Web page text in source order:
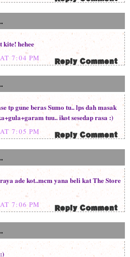
kite! hehee
7:04 PM
tp gune beras Sumo tu.. lps dah masak
tuu.. ikot sesedap rasa :)
7:05 PM
ade kot..mcm yana beli kat The Store
7:06 PM